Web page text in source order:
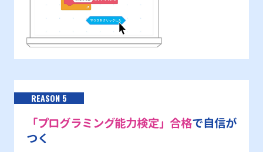
REASON 5
「プログラミング能力検定」合格で自信が
つく